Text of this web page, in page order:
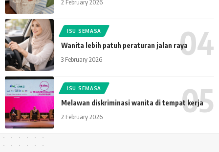
2 February 2026
ISU SEMASA
Wanita lebih patuh peraturan jalan raya
3 February 2026
ISU SEMASA
Melawan diskriminasi wanita di tempat kerja
2 February 2026